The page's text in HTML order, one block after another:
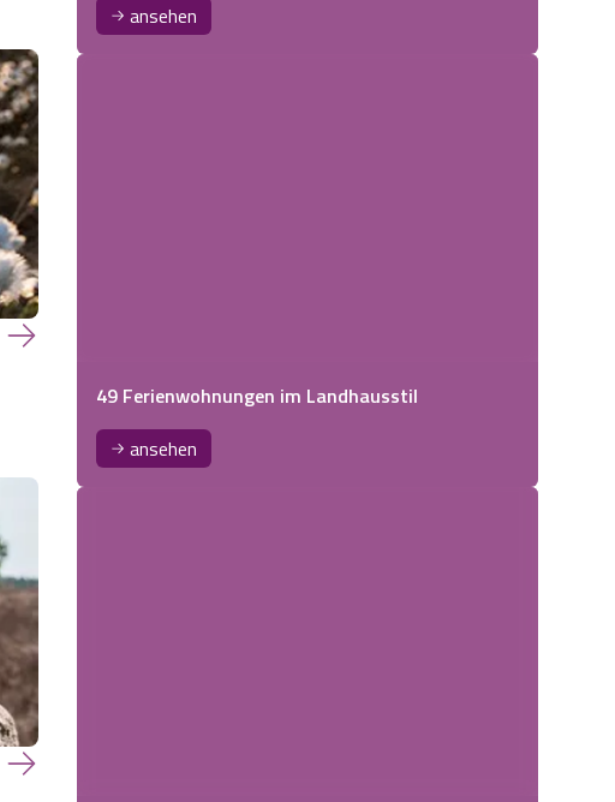
ansehen
49 Ferienwohnungen im Landhausstil
ansehen